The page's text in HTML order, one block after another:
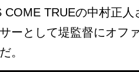
COME TRUEの中村正
ーとして堤監督にオフ
。